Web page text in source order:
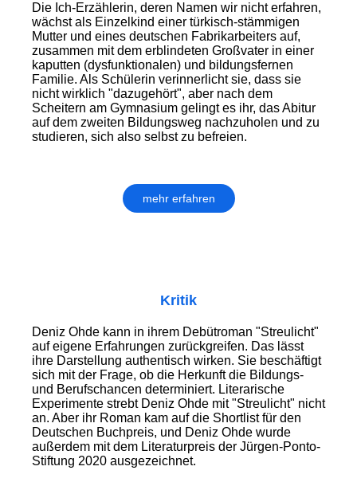
Die Ich-Erzählerin, deren Namen wir nicht erfahren,
wächst als Einzelkind einer türkisch-stämmigen
Mutter und eines deutschen Fabrikarbeiters auf,
zusammen mit dem erblindeten Großvater in einer
kaputten (dysfunktionalen) und bildungsfernen
Familie. Als Schülerin verinnerlicht sie, dass sie
nicht wirklich "dazugehört", aber nach dem
Scheitern am Gymnasium gelingt es ihr, das Abitur
auf dem zweiten Bildungsweg nachzuholen und zu
studieren, sich also selbst zu befreien.
mehr erfahren
Kritik
Deniz Ohde kann in ihrem Debütroman "Streulicht"
auf eigene Erfahrungen zurückgreifen. Das lässt
ihre Darstellung authentisch wirken. Sie beschäftigt
sich mit der Frage, ob die Herkunft die Bildungs-
und Berufschancen determiniert. Literarische
Experimente strebt Deniz Ohde mit "Streulicht" nicht
an. Aber ihr Roman kam auf die Shortlist für den
Deutschen Buchpreis, und Deniz Ohde wurde
außerdem mit dem Literaturpreis der Jürgen-Ponto-
Stiftung 2020 ausgezeichnet.